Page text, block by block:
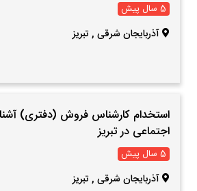
5 سال پیش
آذربایجان شرقی ,تبریز
استخدام کارشناس فروش (دفتری)
اجتماعی در تبریز
5 سال پیش
آذربایجان شرقی ,تبریز